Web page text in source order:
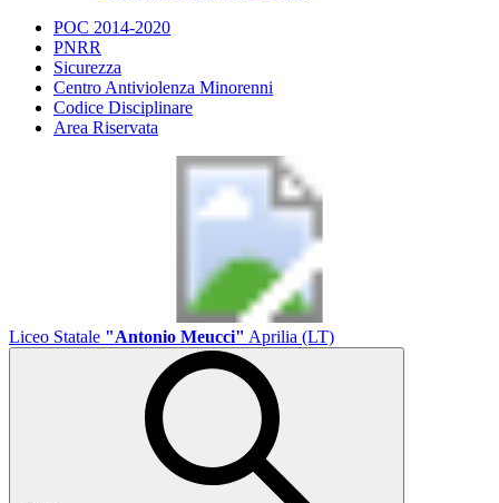
POC 2014-2020
PNRR
Sicurezza
Centro Antiviolenza Minorenni
Codice Disciplinare
Area Riservata
Liceo Statale "Antonio Meucci" Aprilia (LT)